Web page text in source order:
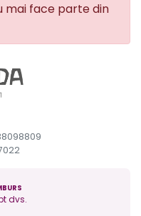
mai face parte din
dvs.